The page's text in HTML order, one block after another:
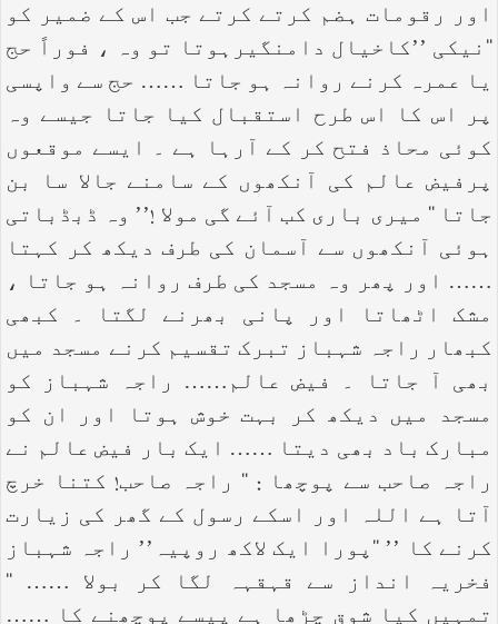
اور رقومات ہضم کرتے کرتے جب اس کے ضمیر کو
‘‘نیکی ’’کاخیال دامنگیرہوتا تو وہ ، فوراً حج
یا عمرہ کرنے روانہ ہو جاتا …… حج سے واپسی
پر اس کا اس طرح استقبال کیا جاتا جیسے وہ
کوئی محاذ فتح کر کے آرہا ہے ۔ ایسے موقعوں
پرفیض عالم کی آنکھوں کے سامنے جالا سا بن
جاتا ‘‘ میری باری کب آئے گی مولا !’’ وہ ڈبڈباتی
ہوئی آنکھوں سے آسمان کی طرف دیکھ کر کہتا
…… اور پھر وہ مسجد کی طرف روانہ ہو جاتا ،
مشک اٹھاتا اور پانی بھرنے لگتا ۔ کبھی
کبھار راجہ شہباز تبرک تقسیم کرنے مسجد میں
بھی آ جاتا ۔ فیض عالم…… راجہ شہباز کو
مسجد میں دیکھ کر بہت خوش ہوتا اور ان کو
مبارک باد بھی دیتا …… ایک بار فیض عالم نے
راجہ صاحب سے پوچھا : ‘‘ راجہ صاحب! کتنا خرچ
آتا ہے اللہ اور اسکے رسول کے گھر کی زیارت
کرنے کا ’’ ‘‘پورا ایک لاکھ روپیہ’’ راجہ شہباز
فخریہ انداز سے قہقہہ لگا کر بولا …… ‘‘
تمہیں کیا شوق چڑھا ہے پیسے پوچھنے کا ……